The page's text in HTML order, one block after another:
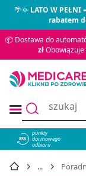
🌴🌞LATO W PEŁNI
rabatem
📦 Dostawa do
złObowiązuje
858
punkty
darmowego
odbioru
Poradniki